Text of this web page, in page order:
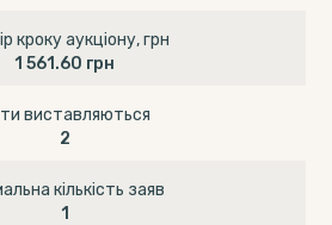
кроку аукціону, грн
1 561.60 грн
виставляються
2
кількість заяв
1